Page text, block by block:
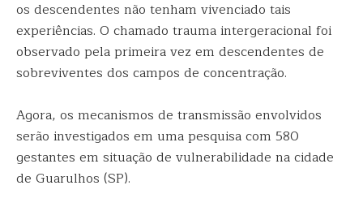
os descendentes não tenham vivenciado tais
experiências. O chamado trauma intergeracional foi
observado pela primeira vez em descendentes de
sobreviventes dos campos de concentração.
Agora, os mecanismos de transmissão envolvidos
serão investigados em uma pesquisa com 580
gestantes em situação de vulnerabilidade na cidade
de Guarulhos (SP).